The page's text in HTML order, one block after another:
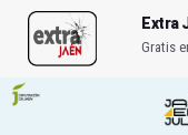
Extra
Gratis